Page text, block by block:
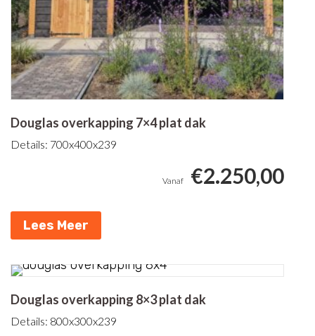
Douglas overkapping 7×4 plat dak
Details: 700x400x239
€2.250,00
Lees Meer
Douglas overkapping 8×3 plat dak
Details: 800x300x239